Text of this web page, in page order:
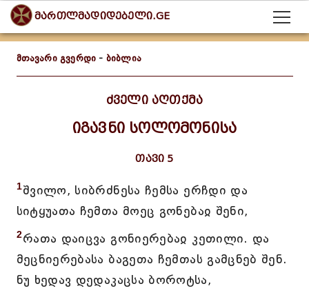
მართლმადიდებელი.GE
მთავარი გვერდი - ბიბლია
ძველი აღთქმა
იგავნი სოლომონისა
თავი 5
1შვილო, სიბრძნესა ჩემსა ერჩდი და
სიტყუათა ჩემთა მოეც გონებაჲ შენი,
2რათა დაიცვა გონიერებაჲ კეთილი. და
მეცნიერებასა ბაგეთა ჩემთას გამცნებ შენ.
ნუ ხედავ დედაკაცსა ბოროტსა,